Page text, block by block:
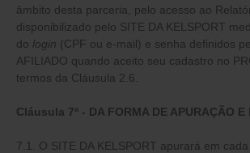
âmbito desta parceria, pelo acesso ao
disponibilizado pelo SITE DA KELSPORT
do login (CPF ou e-mail) e senha definidos
AFILIADO quando aceito seu cadastro no
termos da Cláusula 2.6.
Cláusula 7ª - DA FORMA DE APURAÇÃO E
7.1. O SITE DA KELSPORT apurará em